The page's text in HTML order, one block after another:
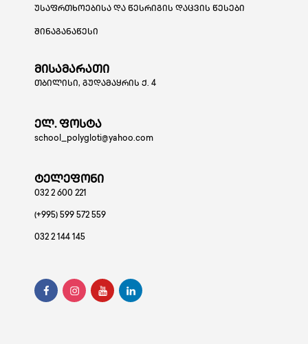
უსაფრთხოებისა და წესრიგის დაცვის წესები
შინაგანაწესი
მისამარათი
თბილისი, გუდამაყრის ქ. 4
ელ. ფოსტა
school_polygloti@yahoo.com
ტელეფონი
032 2 600 221
(+995) 599 572 559
032 2 144 145